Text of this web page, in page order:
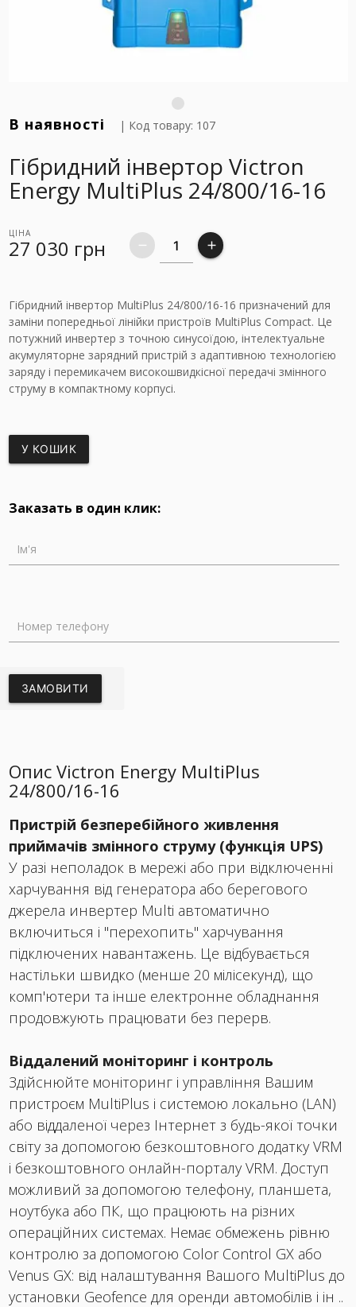
В наявності | Код товару: 107
Гібридний інвертор Victron
Energy MultiPlus 24/800/16-16
ЦІНА
27 030 грн remove add
Гібридний інвертор MultiPlus 24/800/16-16 призначений для
заміни попередньої лінійки пристроїв MultiPlus Compact. Це
потужний инвертер з точною синусоїдою, інтелектуальне
акумуляторне зарядний пристрій з адаптивною технологією
заряду і перемикачем високошвидкісної передачі змінного
струму в компактному корпусі.
У КОШИК
Заказать в один клик:
Ім'я
Номер телефону
ЗАМОВИТИ
Опис Victron Energy MultiPlus
24/800/16-16
Пристрій безперебійного живлення
приймачів змінного струму (функція UPS)
У разі неполадок в мережі або при відключенні
харчування від генератора або берегового
джерела инвертер Multi автоматично
включиться і "перехопить" харчування
підключених навантажень. Це відбувається
настільки швидко (менше 20 мілісекунд), що
комп'ютери та інше електронне обладнання
продовжують працювати без перерв.
Віддалений моніторинг і контроль
Здійснюйте моніторинг і управління Вашим
пристроєм MultiPlus і системою локально (LAN)
або віддаленої через Інтернет з будь-якої точки
світу за допомогою безкоштовного додатку VRM
і безкоштовного онлайн-порталу VRM. Доступ
можливий за допомогою телефону, планшета,
ноутбука або ПК, що працюють на різних
операційних системах. Немає обмежень рівню
контролю за допомогою Color Control GX або
Venus GX: від налаштування Вашого MultiPlus до
установки Geofence для оренди автомобілів і ін ..